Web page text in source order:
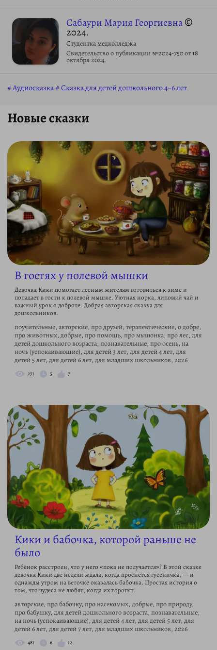
Сабаури Мария Георгиевна©
2024.
Студентка медколледжа
Свидетельство о публикации №2024-750 от 18
октября 2024.
Аудиосказка Сказка для детей дошкольного 4–6 лет
Новые сказки
В гостях у полевой мышки
Девочка Кики помогает лесным жителям готовиться к зиме и
попадает в гости к полевой мышке. Уютная норка, липовый чай и
важный урок о доброте. Добрая авторская сказка для
дошкольников.
поучительные, авторские, про друзей, терапевтические, о добре,
про животных, добрые, про помощь, про мышонка, про лес, для
детей дошкольного возраста, познавательные, про осень, на
ночь (успокаивающие), для детей 3 лет, для детей 4 лет, для
детей 5 лет, для детей 6 лет, для младших школьников, 2026
271 5 7
Кики и бабочка, которой раньше не
было
Ребёнок расстроен, что у него «пока не получается»? В этой сказке
девочка Кики две недели ждала, когда проснётся гусеничка, — и
однажды утром на веточке оказалась бабочка. Простая история о
том, что чудеса не любят, когда их торопят.
авторские, про бабочку, про насекомых, добрые, про природу,
про бабушку, для детей дошкольного возраста, познавательные,
на ночь (успокаивающие), для детей 4 лет, для детей 5 лет, для
детей 6 лет, для детей 7 лет, для младших школьников, 2026
481 6 12